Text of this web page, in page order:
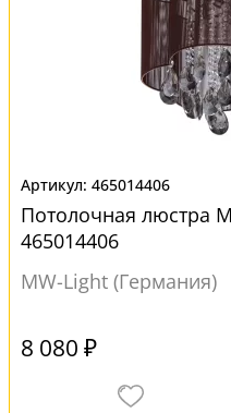
465014406
Потолочная люстра
465014406
MW-Light (Германия)
8 080 ₽